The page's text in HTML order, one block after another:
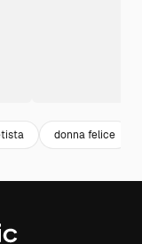
donna felice